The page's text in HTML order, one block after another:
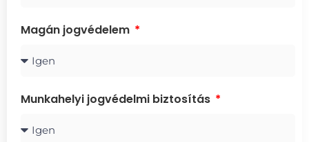
Magán jogvédelem
Munkahelyi jogvédelmi biztosítás